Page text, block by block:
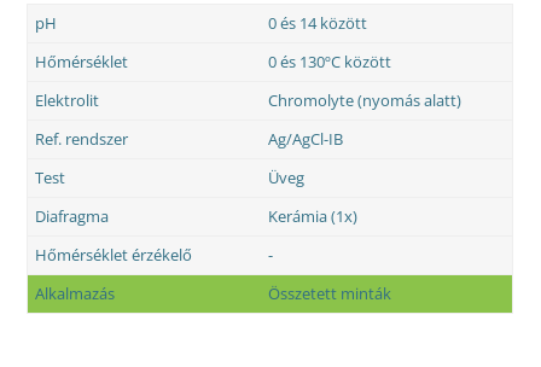
pH
0 és 14 között
Hőmérséklet
0 és 130ºC között
Elektrolit
Chromolyte (nyomás alatt)
Ref. rendszer
Ag/AgCl-IB
Test
Üveg
Diafragma
Kerámia (1x)
Hőmérséklet érzékelő
-
Alkalmazás
Összetett minták